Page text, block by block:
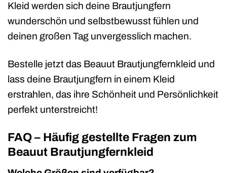
Kleid werden sich deine Brautjungfern
wunderschön und selbstbewusst fühlen und
deinen großen Tag unvergesslich machen.
Bestelle jetzt das Beauut Brautjungfernkleid und
lass deine Brautjungfern in einem Kleid
erstrahlen, das ihre Schönheit und Persönlichkeit
perfekt unterstreicht!
FAQ – Häufig gestellte Fragen zum
Beauut Brautjungfernkleid